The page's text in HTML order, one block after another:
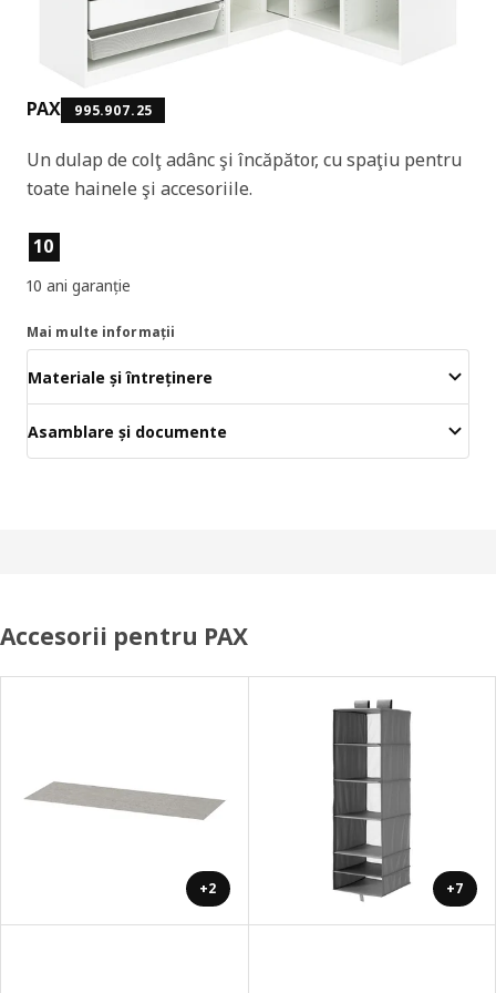
PAX 995.907.25
Un dulap de colţ adânc şi încăpător, cu spaţiu pentru
toate hainele şi accesoriile.
Caracteristicile produselor
10
10 ani garanție
Mai multe informații
Materiale și întreținere
Asamblare și documente
Accesorii pentru PAX
+2 +7